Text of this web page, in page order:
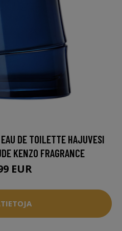
DE TOILETTE HAJUVESI
KENZO FRAGRANCE
EUR